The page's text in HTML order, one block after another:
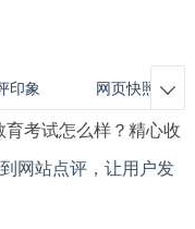
印象 网页快照 
考试怎么样？精心收
网站点评，让用户发